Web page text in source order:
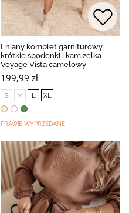
Lniany komplet garniturowy
krótkie spodenki i kamizelka
Voyage Vista camelowy
199,99 zł
S M L XL
PRAWIE WYPRZEDANE